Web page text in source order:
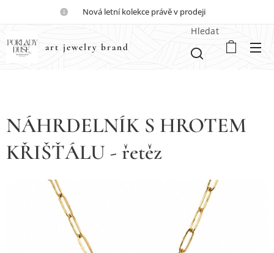
💎Nová letní kolekce právě v prodeji💎
art jewelry brand
Hledat
NÁHRDELNÍK S HROTEM
KŘIŠŤÁLU - řetěz